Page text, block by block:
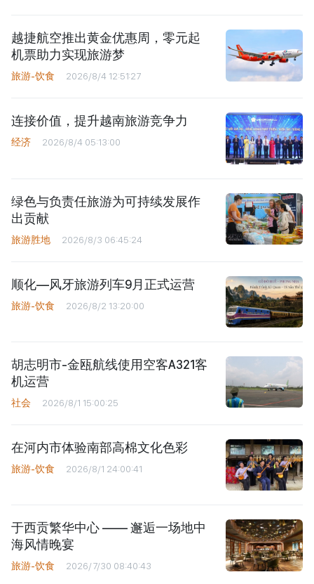
越捷航空推出黄金优惠周，零元起
机票助力实现旅游梦
旅游-饮食 2026/8/4 12:51:27
连接价值，提升越南旅游竞争力
经济 2026/8/4 05:13:00
绿色与负责任旅游为可持续发展作
出贡献
旅游胜地 2026/8/3 06:45:24
顺化—风牙旅游列车9月正式运营
旅游-饮食 2026/8/2 13:20:00
胡志明市-金瓯航线使用空客A321客
机运营
社会 2026/8/1 15:00:25
在河内市体验南部高棉文化色彩
旅游-饮食 2026/8/1 24:00:41
于西贡繁华中心 —— 邂逅一场地中
海风情晚宴
旅游-饮食 2026/7/30 08:40:43